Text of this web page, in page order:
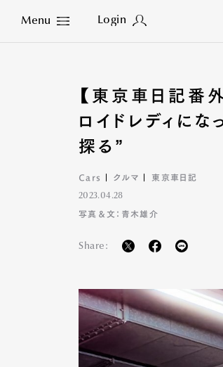
Menu Login
Close
【東京車日記番
ロイドレディに
探る”
Cars クルマ 東京車日記
2023.04.28
写真＆文：青木雄介
Share: